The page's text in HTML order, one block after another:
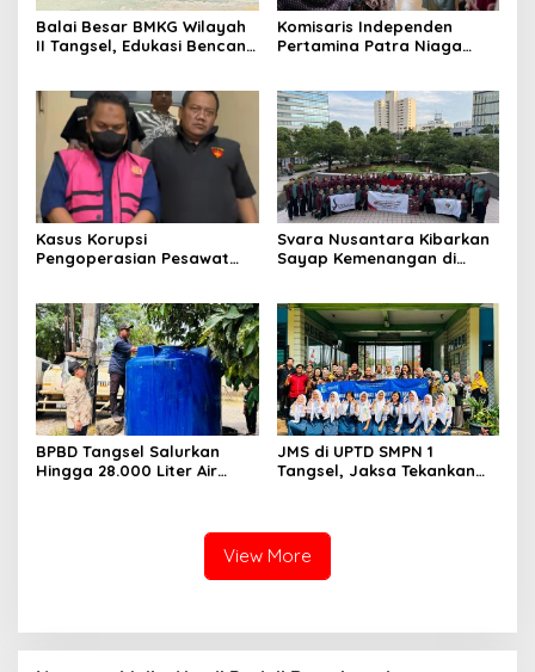
Balai Besar BMKG Wilayah
II Tangsel, Edukasi Bencana
23
Komisaris Independen
Pertamina Patra Niaga
Sentuhan Kemanusiaan dan
Keberlanjutan
Kasus Korupsi
Pengoperasian Pesawat
Tersangka
Svara Nusantara Kibarkan
Sayap Kemenangan di
BPBD Tangsel Salurkan
Hingga 28.000 Liter Air
JMS di UPTD SMPN 1
Tangsel, Jaksa Tekankan
View More